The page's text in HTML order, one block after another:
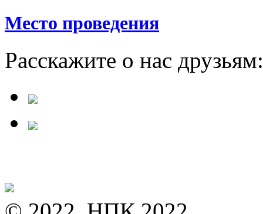
Место проведения
Расскажите о нас друзьям: